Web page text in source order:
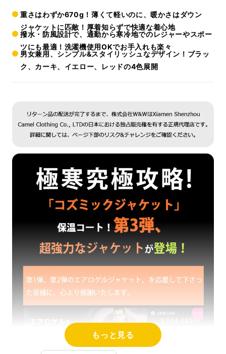
重さはわずか670g！薄くて軽いのに、暖かさはダウン
ジャケットに匹敵！厚着知らずで快適な着心地
撥水・防風設計で、通勤から寒冷地でのレジャーやスポー
ツにも最適！洗濯機使用OKでお手入れも楽々
男女兼用、シンプル&スタイリッシュなデザイン！ブラッ
ク、カーキ、イエロー、レッドの4色展開
もっと見る